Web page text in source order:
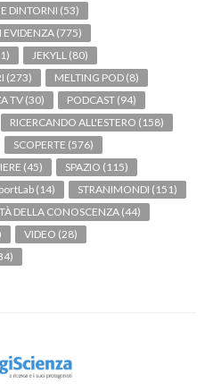
DINTORNI (53)
EVIDENZA(775)
JEKYLL (80)
(273) MELTING POD (8)
TV (30) PODCAST (94)
RICERCANDO ALL'ESTERO (158)
SCOPERTE (576)
(45) SPAZIO (115)
(14) STRANIMONDI (151)
DELLA CONOSCENZA (44)
VIDEO (28)